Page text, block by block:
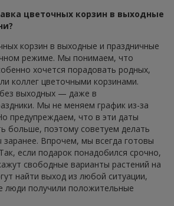
цветочных корзин в выходные
корзин в выходные и праздничные
режиме. Мы понимаем, что
хочется порадовать родных,
коллег цветочными корзинами.
выходных — даже в
Мы не меняем график из-за
предупреждаем, что в эти даты
больше, поэтому советуем делать
заранее. Впрочем, мы всегда готовы
если подарок понадобился срочно,
свободные варианты растений на
найти выход из любой ситуации,
люди получили положительные